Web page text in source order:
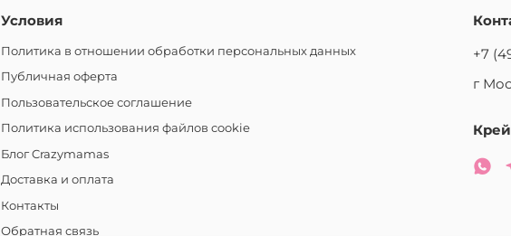
Условия
Политика в отношении обработки персональных данных
Публичная оферта
Пользовательское соглашение
Политика использования файлов cookie
Блог Crazymamas
Доставка и оплата
Контакты
Обратная связь
+7
г